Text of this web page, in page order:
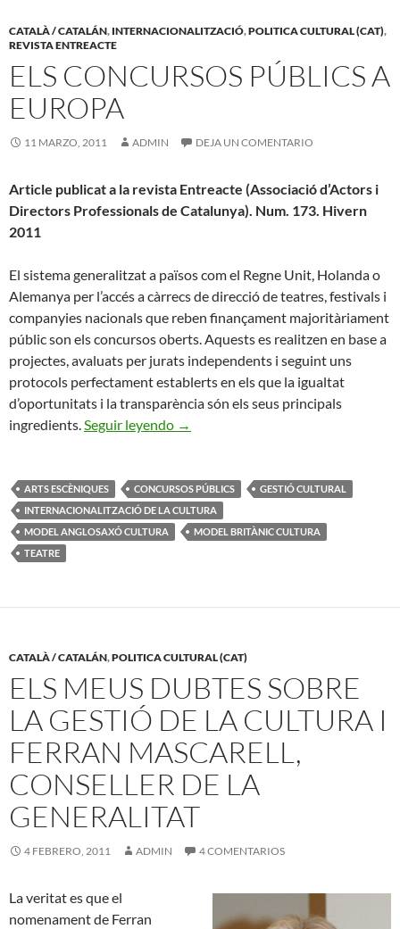
CATALÀ / CATALÁN, INTERNACIONALITZACIÓ,POLITICA CULTURAL (CAT),
REVISTA ENTREACTE
ELS CONCURSOS PÚBLICS A
EUROPA
11 MARZO, 2011 ADMIN DEJA UN COMENTARIO
Article publicat a la revista Entreacte (Associació d’Actors i
Directors Professionals de Catalunya). Num. 173. Hivern
2011
El sistema generalitzat a països com el Regne Unit, Holanda o
Alemanya per l’accés a càrrecs de direcció de teatres, festivals i
companyies nacionals que reben finançament majoritàriament
públic son els concursos oberts. Aquests es realitzen en base a
projectes, avaluats per jurats independents i seguint uns
protocols perfectament establerts en els que la igualtat
d’oportunitats i la transparència són els seus principals
ingredients.Seguir leyendo Els concursos públics a Europa
→
ARTS ESCÈNIQUES CONCURSOS PÚBLICS
GESTIÓ CULTURAL
INTERNACIONALITZACIÓ DE LA CULTURA
MODEL ANGLOSAXÓ CULTURA
MODEL BRITÀNIC CULTURA
TEATRE
CATALÀ / CATALÁN,POLITICA CULTURAL (CAT)
ELS MEUS DUBTES SOBRE
LA GESTIÓ DE LA CULTURA I
FERRAN MASCARELL,
CONSELLER DE LA
GENERALITAT
4 FEBRERO, 2011 ADMIN 4 COMENTARIOS
La veritat es que el
nomenament de Ferran